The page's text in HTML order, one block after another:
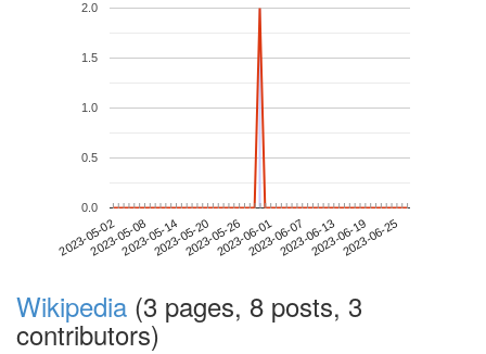
2023-05-022023-05-082023-05-142023-05-202023-05-262023-06-012023-06-072023-06-132023-06-192023-06-25
0.0
0.5
1.0
1.5
2.0
Wikipedia (3 pages, 8 posts, 3
contributors)